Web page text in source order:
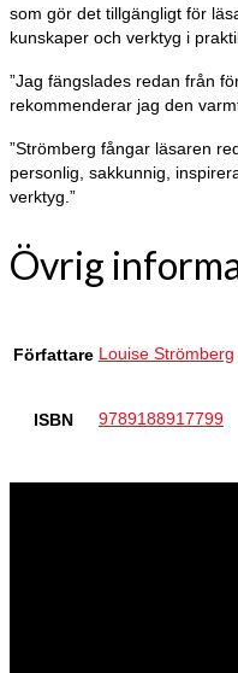
som gör det tillgängligt för
kunskaper och verktyg i
”Jag fängslades redan från
rekommenderar jag den
”Strömberg fångar läsaren
personlig, sakkunnig,
verktyg.”
Övrig
Författare Louise Strömberg
ISBN 9789188917799